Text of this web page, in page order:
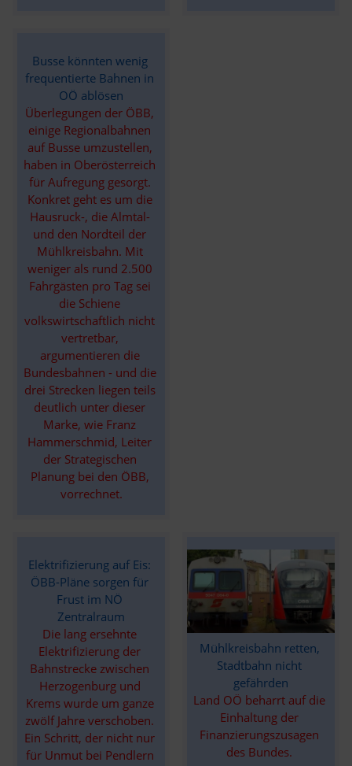
Busse könnten wenig
frequentierte Bahnen in
OÖ ablösen
Überlegungen der ÖBB,
einige Regionalbahnen
auf Busse umzustellen,
haben in Oberösterreich
für Aufregung gesorgt.
Konkret geht es um die
Hausruck-, die Almtal-
und den Nordteil der
Mühlkreisbahn. Mit
weniger als rund 2.500
Fahrgästen pro Tag sei
die Schiene
volkswirtschaftlich nicht
vertretbar,
argumentieren die
Bundesbahnen - und die
drei Strecken liegen teils
deutlich unter dieser
Marke, wie Franz
Hammerschmid, Leiter
der Strategischen
Planung bei den ÖBB,
vorrechnet.
Elektrifizierung auf Eis:
ÖBB-Pläne sorgen für
Frust im NÖ
Zentralraum
Die lang ersehnte
Elektrifizierung der
Bahnstrecke zwischen
Herzogenburg und
Krems wurde um ganze
zwölf Jahre verschoben.
Ein Schritt, der nicht nur
für Unmut bei Pendlern
Mühlkreisbahn retten,
Stadtbahn nicht
gefährden
Land OÖ beharrt auf die
Einhaltung der
Finanzierungszusagen
des Bundes.